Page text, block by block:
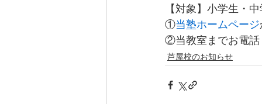
【対象】小学生・
①当塾ホームページ
②当教室までお電話
芦屋校のお知らせ